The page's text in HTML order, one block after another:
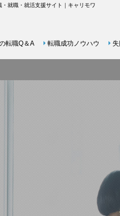
就職・就活支援サイト｜キャリモワ
転職Q＆A 転職成功ノウハウ